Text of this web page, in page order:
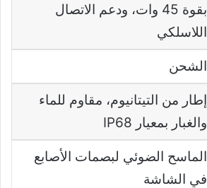
بقوة 45 وات، ودعم الاتصال
اللاسلكي
الشحن
إطار من التيتانيوم، مقاوم للماء
والغبار بمعيار IP68
الماسح الضوئي لبصمات الأصابع
في الشاشة